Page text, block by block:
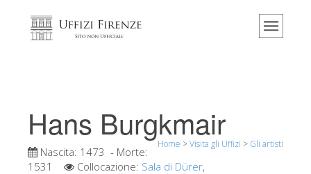
Home
Eventi e mostre
I commenti dei visitatori
Hans Burgkmair
Home >Visita gli Uffizi > Gli artisti
Nascita: 1473 - Morte:
1531
Collocazione: Sala di Dürer,